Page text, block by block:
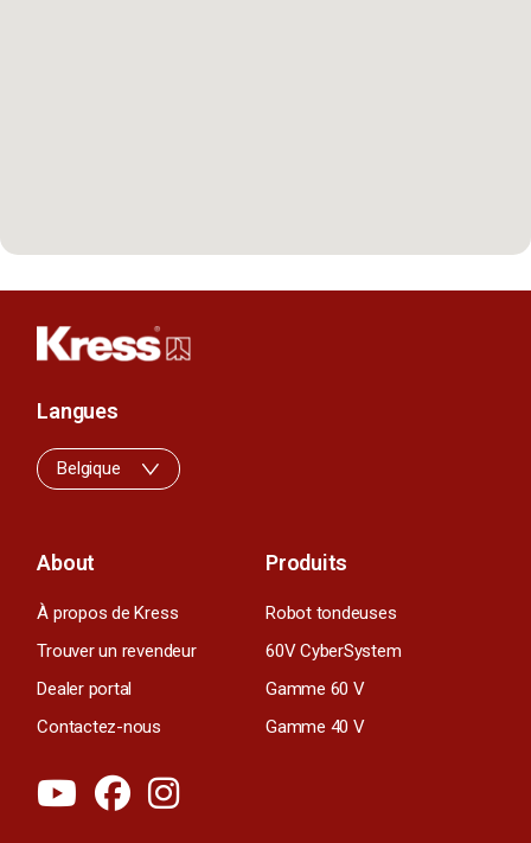
About
À propos de Kress
Trouver un revendeur
Dealer portal
Contactez-nous
Produits
Robot tondeuses
60V CyberSystem
Gamme 60 V
Gamme 40 V
Langues
Belgique